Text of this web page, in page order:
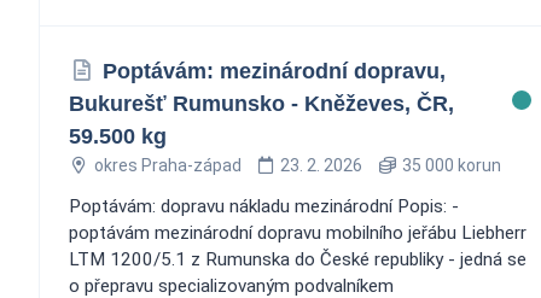
Poptávám: mezinárodní dopravu,
Bukurešť Rumunsko - Kněževes, ČR,
59.500 kg
okres Praha-západ 23. 2. 2026 35 000 korun
Poptávám: dopravu nákladu mezinárodní Popis: -
poptávám mezinárodní dopravu mobilního jeřábu Liebherr
LTM 1200/5.1 z Rumunska do České republiky - jedná se
o přepravu specializovaným podvalníkem